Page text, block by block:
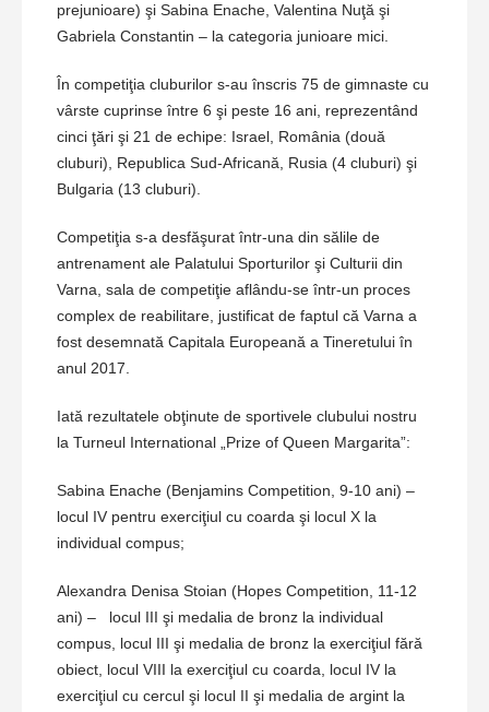
prejunioare) şi Sabina Enache, Valentina Nuţă şi
Gabriela Constantin – la categoria junioare mici.
În competiţia cluburilor s-au înscris 75 de gimnaste cu
vârste cuprinse între 6 şi peste 16 ani, reprezentând
cinci ţări şi 21 de echipe: Israel, România (două
cluburi), Republica Sud-Africană, Rusia (4 cluburi) şi
Bulgaria (13 cluburi).
Competiţia s-a desfăşurat într-una din sălile de
antrenament ale Palatului Sporturilor şi Culturii din
Varna, sala de competiţie aflându-se într-un proces
complex de reabilitare, justificat de faptul că Varna a
fost desemnată Capitala Europeană a Tineretului în
anul 2017.
Iată rezultatele obţinute de sportivele clubului nostru
la Turneul International „Prize of Queen Margarita”:
Sabina Enache (Benjamins Competition, 9-10 ani) –
locul IV pentru exerciţiul cu coarda şi locul X la
individual compus;
Alexandra Denisa Stoian (Hopes Competition, 11-12
ani) – locul III şi medalia de bronz la individual
compus, locul III şi medalia de bronz la exerciţiul fără
obiect, locul VIII la exerciţiul cu coarda, locul IV la
exerciţiul cu cercul şi locul II şi medalia de argint la